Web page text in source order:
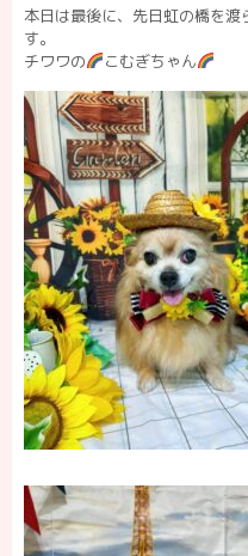
本日は最後に、先日虹の橋を
す。
チワワの
こむぎちゃん